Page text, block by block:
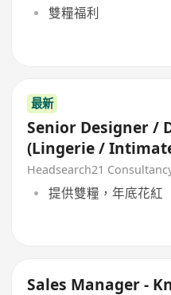
雙糧福利
最新
Senior Designer /
(Lingerie /
Swimwear)
Headsearch21
提供雙糧，年底花紅
Sales Manager -